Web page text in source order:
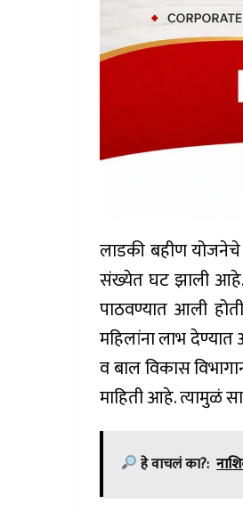
लाडकी बहीण योजनेचे
संख्येत घट झाली आहे.
पाठवण्यात आली
महिलांना लाभ
व बाल विकास
माहिती आहे. त्यामुळं
हे वाचलं का?: